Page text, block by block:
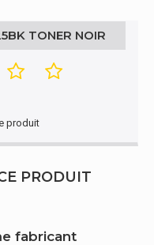
TONER NOIR
produit
PRODUIT
fabricant